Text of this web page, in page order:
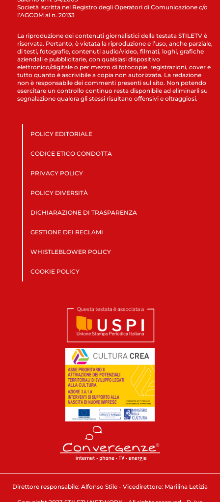
Società iscritta nel Registro degli Operatori di Comunicazione c/o
l’AGCOM al n. 20133
La riproduzione dei contenuti giornalistici della testata STILETV è
riservata. Pertanto, è vietata la riproduzione e l’uso, anche parziale,
di testi, fotografie, contenuti audio/video, filmati, loghi, grafiche
aziendali e pubblicitarie, con qualsiasi dispositivo
elettronico/digitale o per mezzo di fotocopie, registrazioni, cover e
tutto quanto è ascrivibile a copia non autorizzata. La redazione
non è responsabile dei commenti presenti sul sito. Non potendo
esercitare un controllo continuo resta disponibile ad eliminarli su
segnalazione qualora gli stessi risultano offensivi e oltraggiosi.
POLICY EDITORIALE
CODICE ETICO CONDOTTA
PRIVACY POLICY
POLICY DIVERSITÀ
DICHIARAZIONE DI TRASPARENZA
GESTIONE DEI RECLAMI
WHISTLEBLOWER POLICY
COOKIE POLICY
Direttore responsabile: Alfonso Stile - Vicedirettore: Marilina Letizia